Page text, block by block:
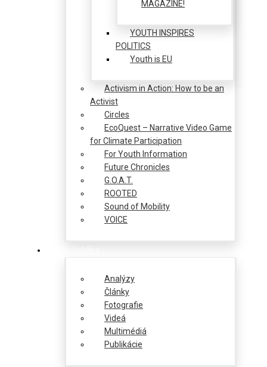
MAGAZINE!
YOUTH INSPIRES
POLITICS
Youth is EU
Activism in Action: How to be an
Activist
Circles
EcoQuest – Narrative Video Game
for Climate Participation
For Youth Information
Future Chronicles
G.O.A.T.
ROOTED
Sound of Mobility
VOICE
Analýzy
Články
Fotografie
Videá
Multimédiá
Publikácie